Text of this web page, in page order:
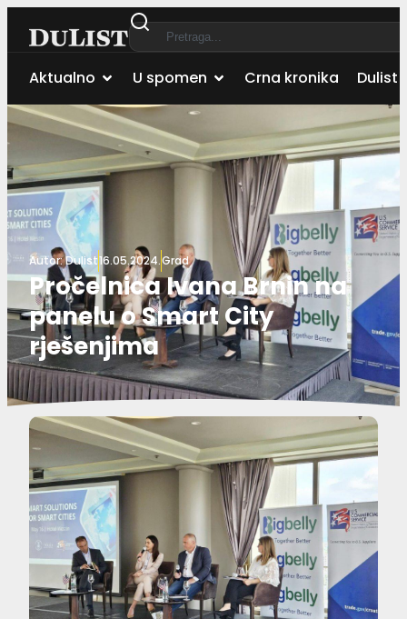
Aktualno U spomen Crna kronika Dulist
Autor:Dulist16.05.2024.Grad
Pročelnica Ivana Brnin na
panelu o Smart City
rješenjima